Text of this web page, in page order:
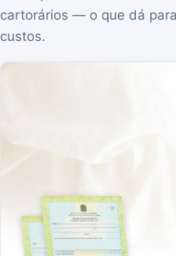
cartorários — o que dá
custos.